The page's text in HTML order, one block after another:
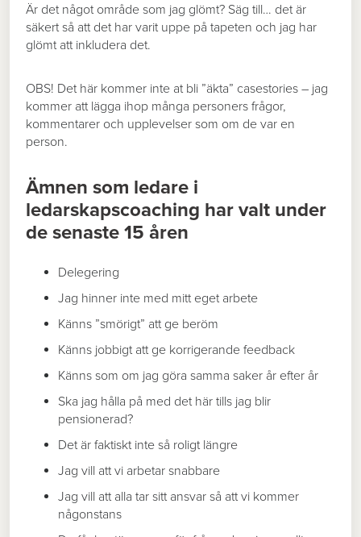
Är det något område som jag glömt? Säg till… det är
säkert så att det har varit uppe på tapeten och jag har
glömt att inkludera det.
OBS! Det här kommer inte at bli ”äkta” casestories – jag
kommer att lägga ihop många personers frågor,
kommentarer och upplevelser som om de var en
person.
Ämnen som ledare i
ledarskapscoaching har valt under
de senaste 15 åren
Delegering
Jag hinner inte med mitt eget arbete
Känns ”smörigt” att ge beröm
Känns jobbigt att ge korrigerande feedback
Känns som om jag göra samma saker år efter år
Ska jag hålla på med det här tills jag blir
pensionerad?
Det är faktiskt inte så roligt längre
Jag vill att vi arbetar snabbare
Jag vill att alla tar sitt ansvar så att vi kommer
någonstans